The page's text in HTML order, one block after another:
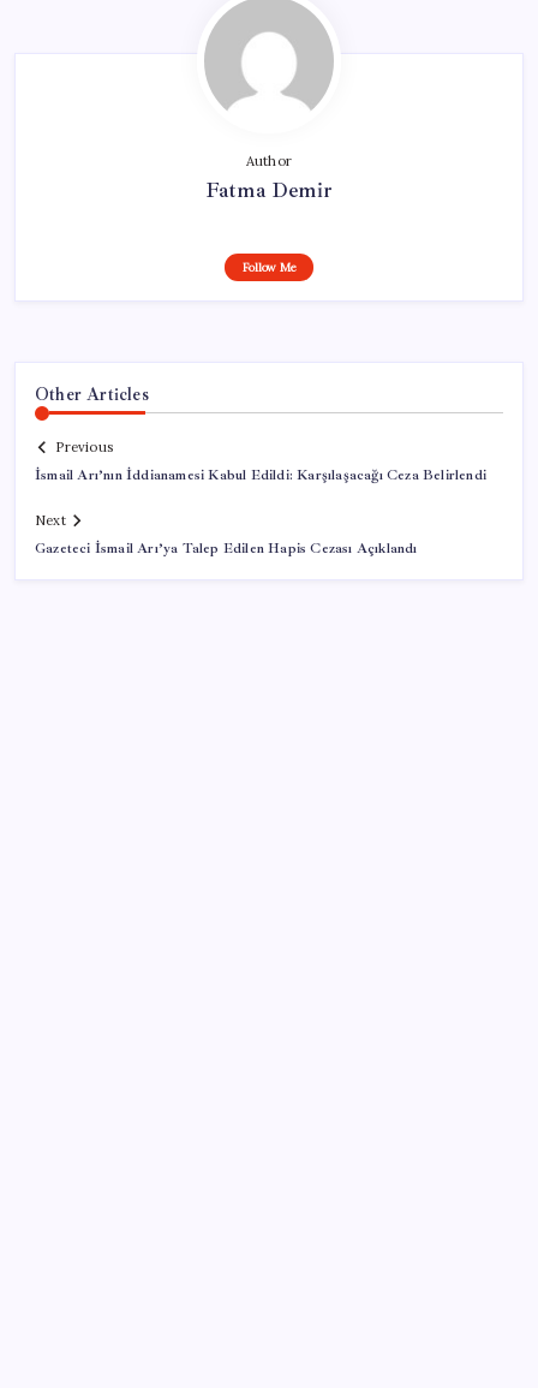
Author
Fatma Demir
Follow Me
Other Articles
Previous
İsmail Arı’nın İddianamesi Kabul Edildi: Karşılaşacağı Ceza Belirlendi
Next
Gazeteci İsmail Arı’ya Talep Edilen Hapis Cezası Açıklandı